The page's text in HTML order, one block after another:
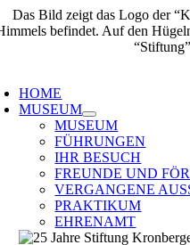
Zum
Inhalt
HOME
MUSEUM
MUSEUM
FÜHRUNGEN
IHR BESUCH
FREUNDE UND
VERGANGENE
PRAKTIKUM
EHRENAMT